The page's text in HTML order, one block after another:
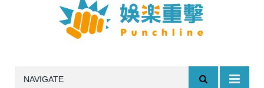
NAVIGATE